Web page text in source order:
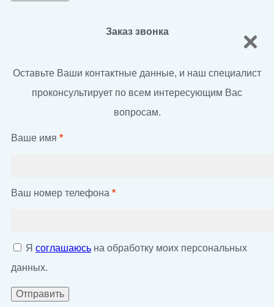
Заказ звонка
Оставьте Ваши контактные данные, и наш специалист
проконсультирует по всем интересующим Вас
вопросам.
Ваше имя *
Ваш номер телефона *
Я соглашаюсь на обработку моих персональных
данных.